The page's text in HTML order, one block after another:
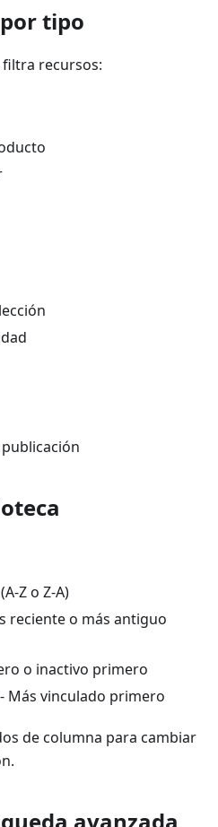
tipo
recursos:
Z o Z-A)
reciente o más antiguo
o inactivo primero
- Más vinculado primero
de columna para cambiar